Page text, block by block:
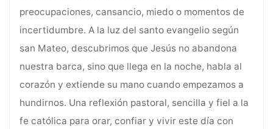
preocupaciones, cansancio, miedo o momentos de
incertidumbre. A la luz del santo evangelio según
san Mateo, descubrimos que Jesús no abandona
nuestra barca, sino que llega en la noche, habla al
corazón y extiende su mano cuando empezamos a
hundirnos. Una reflexión pastoral, sencilla y fiel a la
fe católica para orar, confiar y vivir este día con